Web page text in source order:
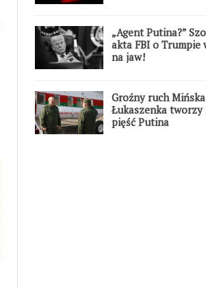
„Agent Putina?”
akta FBI o Trumpie
na jaw!
Groźny ruch
Łukaszenka tworzy
pięść Putina